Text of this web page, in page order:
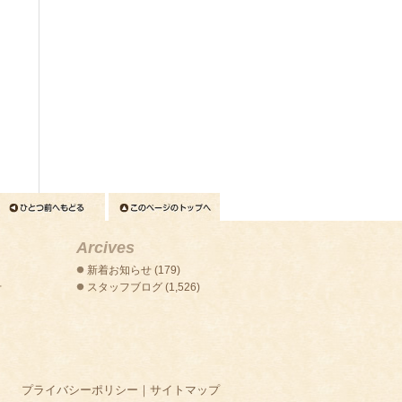
Arcives
新着お知らせ(179)
スタッフブログ(1,526)
プライバシーポリシー ｜ サイトマップ